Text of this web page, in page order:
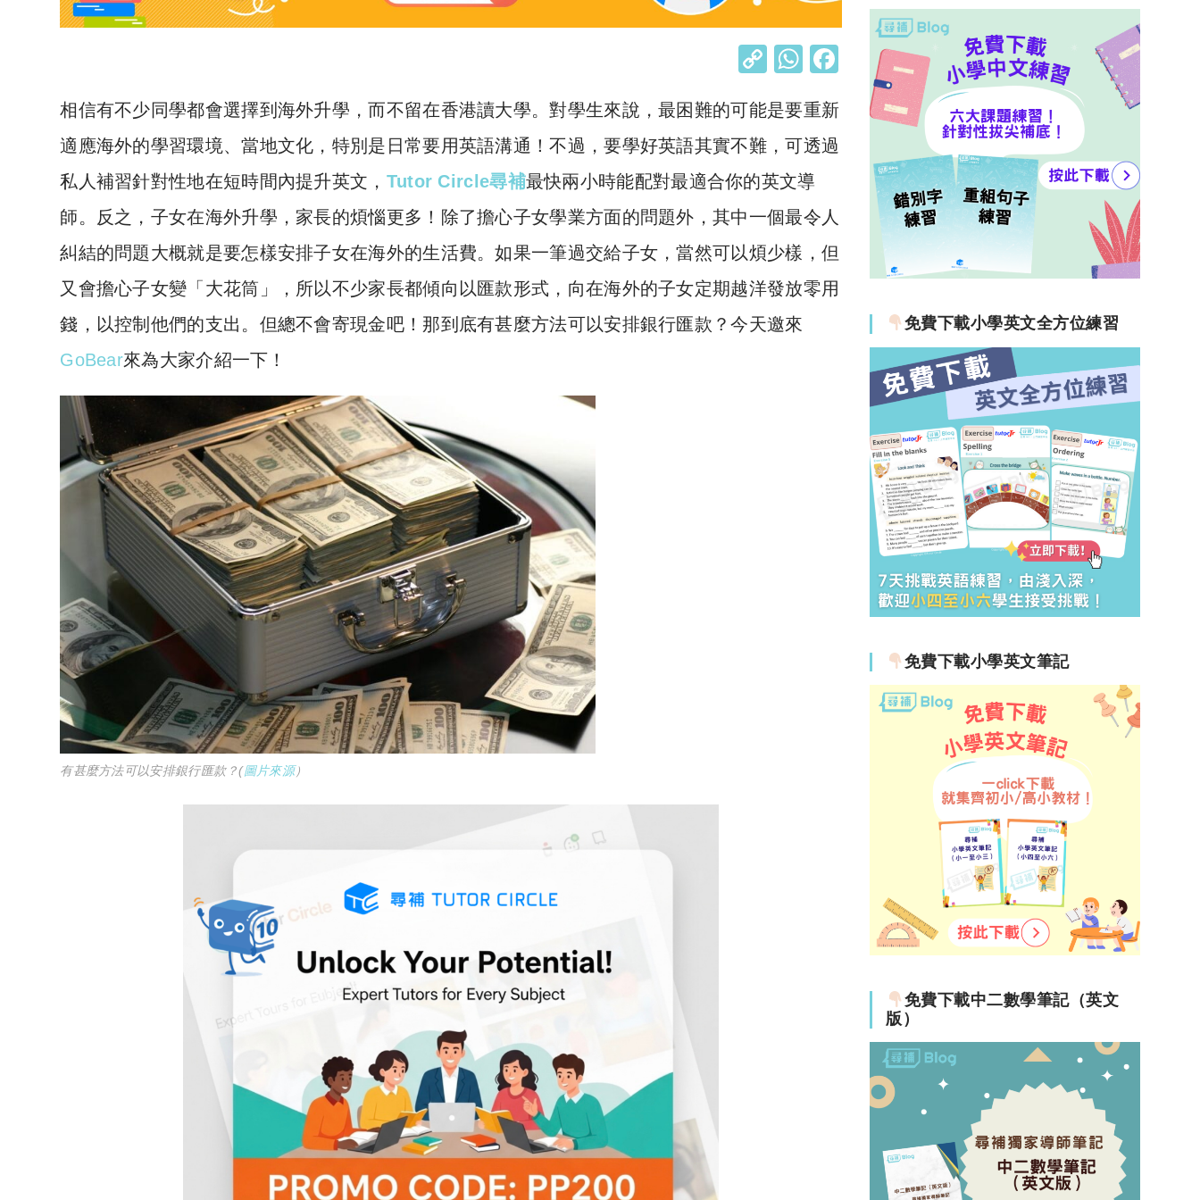
C
p
y
Li
n
k
W
at
s
A
p
p
相信有不少同學都會選擇到海外升學，而不留在香港讀大學。對學生來說，最困難的可能是要重新
適應海外的學習環境、當地文化，特別是日常要用英語溝通！不過，要學好英語其實不難，可透過
私人補習針對性地在短時間內提升英文， Tutor Circle尋補最快兩小時能配對最適合你的英文導
師。反之，子女在海外升學，家長的煩惱更多！除了擔心子女學業方面的問題外，其中一個最令人
糾結的問題大概就是要怎樣安排子女在海外的生活費。如果一筆過交給子女，當然可以煩少樣，但
又會擔心子女變「大花筒」，所以不少家長都傾向以匯款形式，向在海外的子女定期越洋發放零用
錢，以控制他們的支出。但總不會寄現金吧！那到底有甚麼方法可以安排銀行匯款？今天邀來
GoBear來為大家介紹一下！
有甚麼方法可以安排銀行匯款？(圖片來源）
免費下載小學英文全方位練習
免費下載小學英文筆記
免費下載中二數學筆記（英文
版）